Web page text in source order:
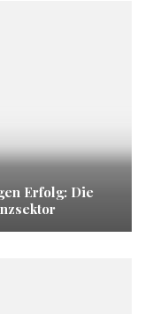
Erfolg: Die